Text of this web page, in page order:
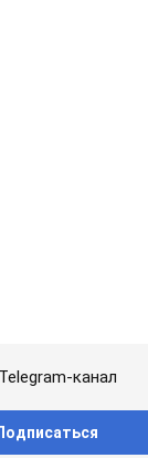
канал